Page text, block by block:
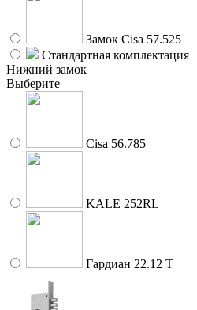
Замок Cisa 57.525
Стандартная комплектация
Нижний замок
Выберите
Cisa 56.785
KALE 252RL
Гардиан 22.12 Т